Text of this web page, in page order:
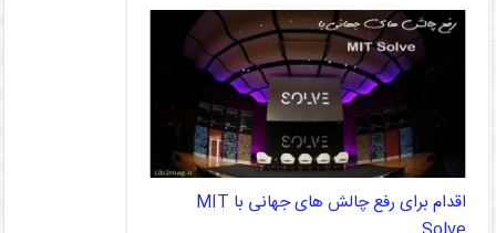
اقدام برای رفع چالش های جهانی با MIT